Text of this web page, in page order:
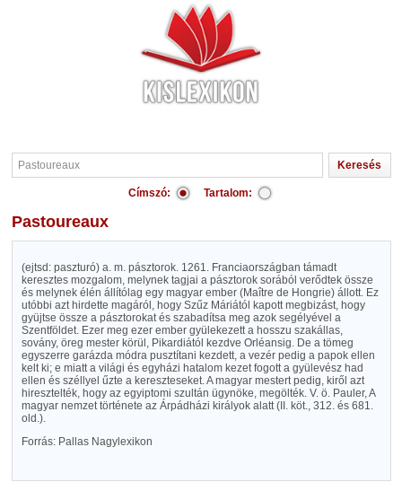
Címszó: Tartalom:
Pastoureaux
(ejtsd: paszturó) a. m. pásztorok. 1261. Franciaországban támadt
keresztes mozgalom, melynek tagjai a pásztorok sorából verődtek össze
és melynek élén állítólag egy magyar ember (Maître de Hongrie) állott. Ez
utóbbi azt hirdette magáról, hogy Szűz Máriától kapott megbizást, hogy
gyüjtse össze a pásztorokat és szabadítsa meg azok segélyével a
Szentföldet. Ezer meg ezer ember gyülekezett a hosszu szakállas,
sovány, öreg mester körül, Pikardiától kezdve Orléansig. De a tömeg
egyszerre garázda módra pusztítani kezdett, a vezér pedig a papok ellen
kelt ki; e miatt a világi és egyházi hatalom kezet fogott a gyülevész had
ellen és széllyel űzte a kereszteseket. A magyar mestert pedig, kiről azt
hiresztelték, hogy az egyiptomi szultán ügynöke, megölték. V. ö. Pauler, A
magyar nemzet története az Árpádházi királyok alatt (II. köt., 312. és 681.
old.).
Forrás: Pallas Nagylexikon